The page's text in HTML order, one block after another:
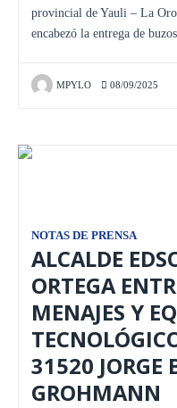
provincial de Yauli – La
encabezó la entrega de
MPYLO 08/09/2025
NOTAS DE PRENSA
ALCALDE
ORTEGA
MENAJES Y
31520 JORGE
GROHMANN